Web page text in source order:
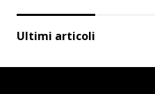
Ultimi articoli